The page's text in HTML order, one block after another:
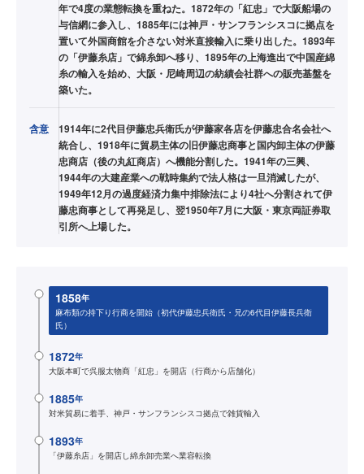
年で4度の業態転換を重ねた。1872年の「紅忠」で大阪船場の
与信網に参入し、1885年には神戸・サンフランシスコに拠点を
置いて外国商館を介さない対米直接輸入に乗り出した。1893年
の「伊藤糸店」で綿糸卸へ移り、1895年の上海進出で中国産綿
糸の輸入を始め、大阪・尼崎周辺の紡績会社群への販売基盤を
築いた。
含意
1914年に2代目伊藤忠兵衛氏が伊藤家各店を伊藤忠合名会社へ
統合し、1918年に貿易主体の旧伊藤忠商事と国内卸主体の伊藤
忠商店（後の丸紅商店）へ機能分割した。1941年の三興、
1944年の大建産業への戦時集約で法人格は一旦消滅したが、
1949年12月の過度経済力集中排除法により4社へ分割されて伊
藤忠商事として再発足し、翌1950年7月に大阪・東京両証券取
引所へ上場した。
1858年
麻布類の持下り行商を開始（初代伊藤忠兵衛氏・兄の6代目伊藤長兵衛
氏）
1872年
大阪本町で呉服太物商「紅忠」を開店（行商から店舗化）
1885年
対米貿易に着手、神戸・サンフランシスコ拠点で雑貨輸入
1893年
「伊藤糸店」を開店し綿糸卸売業へ業容転換